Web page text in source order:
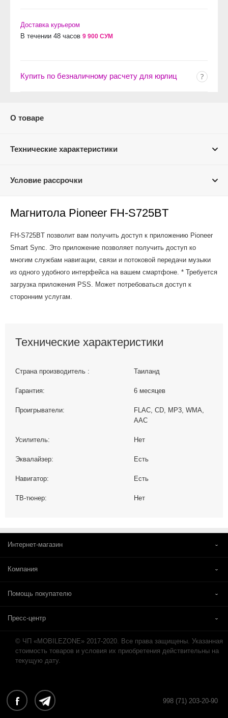
Доставка курьером
В течении 48 часов 9 900 СУМ
Купить по безналичному расчету для юрлиц
О товаре
Технические характеристики
Условие рассрочки
Магнитола Pioneer FH-S725BT
FH-S725BT позволит вам получить доступ к приложению Pioneer
Smart Sync. Это приложение позволяет получить доступ ко
многим службам навигации, связи и потоковой передачи музыки
из одного удобного интерфейса на вашем смартфоне. * Требуется
загрузка приложения PSS. Может потребоваться доступ к
сторонним услугам.
Технические характеристики
Страна производитель : Таиланд
Гарантия: 6 месяцев
Проигрыватели:
FLAC, CD, MP3, WMA,
AAC
Усилитель: Нет
Эквалайзер: Есть
Навигатор: Есть
ТВ-тюнер: Нет
Интернет-магазин
Компания
Помощь покупателю
Пресс-центр
© ЧП «MOBILEZONE» 2017-2020. Все права защищены. Указанная
стоимость товаров и условия их приобретения действительны на
текущую дату.
998 (71) 203-20-90